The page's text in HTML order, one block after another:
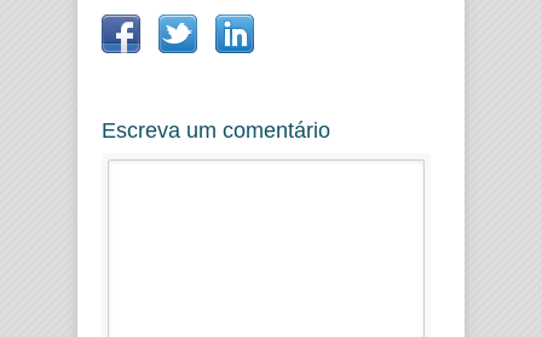
Escreva um comentário